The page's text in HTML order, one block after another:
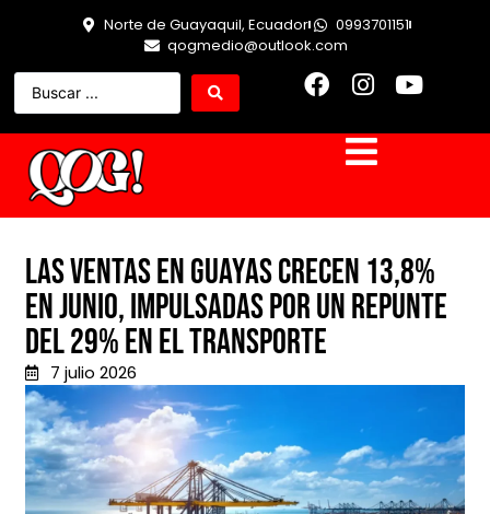
Norte de Guayaquil, Ecuador
0993701151
qogmedio@outlook.com
LAS VENTAS EN GUAYAS CRECEN 13,8%
EN JUNIO, IMPULSADAS POR UN REPUNTE
DEL 29% EN EL TRANSPORTE
7 julio 2026